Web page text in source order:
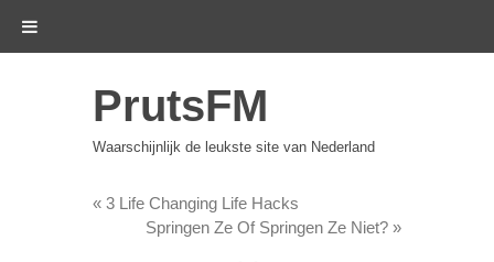
PrutsFM
Waarschijnlijk de leukste site van Nederland
« 3 Life Changing Life Hacks
Springen Ze Of Springen Ze Niet? »